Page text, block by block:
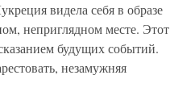
видела себя в образе
неприглядном месте. Этот
будущих событий.
незамужняя